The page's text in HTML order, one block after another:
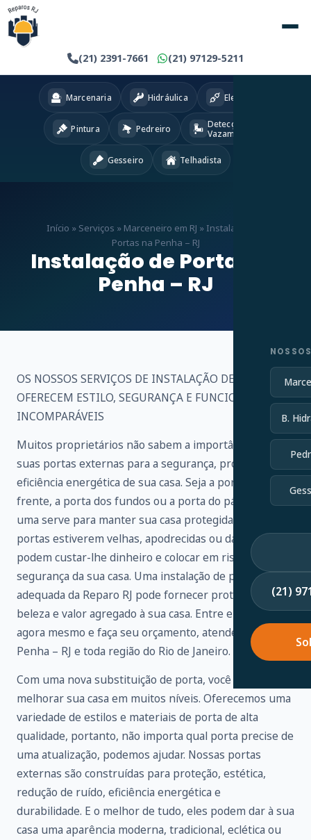
(21) 2391-7661 (21) 97129-5211
B.
(21)
Marcenaria Hidráulica Eletricista
Pintura Pedreiro
Detecção
Vazamentos
Gesseiro Telhadista
Início » Serviços » Marceneiro em RJ » Instalação de
Portas na Penha – RJ
Instalação de Portas na
Penha – RJ
OS NOSSOS SERVIÇOS DE INSTALAÇÃO DE PORTAS
OFERECEM ESTILO, SEGURANÇA E FUNCIONALIDADE
INCOMPARÁVEIS
Muitos proprietários não sabem a importância de
suas portas externas para a segurança, proteção e
eficiência energética de sua casa. Seja a porta da
frente, a porta dos fundos ou a porta do pátio, cada
uma serve para manter sua casa protegida. Se as suas
portas estiverem velhas, apodrecidas ou danificadas,
podem custar-lhe dinheiro e colocar em risco a
segurança da sua casa. Uma instalação de porta
adequada da Reparo RJ pode fornecer proteção,
beleza e valor agregado à sua casa. Entre em contato
agora mesmo e faça seu orçamento, atendemos na
Penha – RJ e toda região do Rio de Janeiro.
Com uma nova substituição de porta, você pode
melhorar sua casa em muitos níveis. Oferecemos uma
variedade de estilos e materiais de porta de alta
qualidade, portanto, não importa qual porta precise de
uma atualização, podemos ajudar. Nossas portas
externas são construídas para proteção, estética,
redução de ruído, eficiência energética e
durabilidade. E o melhor de tudo, eles podem dar à sua
casa uma aparência moderna, tradicional, eclética ou